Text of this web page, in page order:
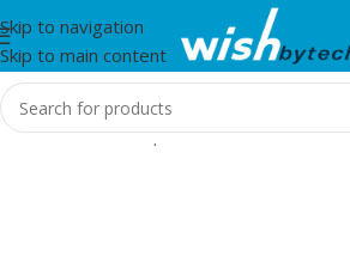
Skip to navigation
Skip to main content
Home/Aksesorë për telefon, tablet dhe